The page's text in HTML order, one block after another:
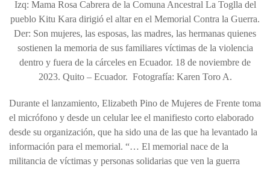
Izq: Mama Rosa Cabrera de la Comuna Ancestral La Toglla del
pueblo Kitu Kara dirigió el altar en el Memorial Contra la Guerra.
Der: Son mujeres, las esposas, las madres, las hermanas quienes
sostienen la memoria de sus familiares víctimas de la violencia
dentro y fuera de la cárceles en Ecuador. 18 de noviembre de
2023. Quito – Ecuador. Fotografía: Karen Toro A.
Durante el lanzamiento, Elizabeth Pino de Mujeres de Frente toma
el micrófono y desde un celular lee el manifiesto corto elaborado
desde su organización, que ha sido una de las que ha levantado la
información para el memorial. “… El memorial nace de la
militancia de víctimas y personas solidarias que ven la guerra